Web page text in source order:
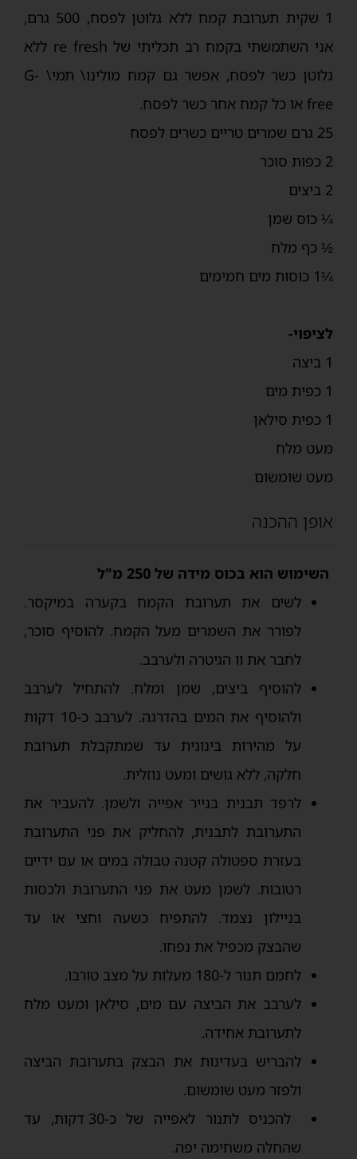
1 שקית תערובת קמח ללא גלוטן לפסח, 500 גרם,
אני השתמשתי בקמח רב תכליתי של re fresh ללא
גלוטן כשר לפסח, אפשר גם קמח מולינו\ תמי\ G-
free או כל קמח אחר כשר לפסח.
25 גרם שמרים טריים כשרים לפסח
2 כפות סוכר
2 ביצים
¼ כוס שמן
½ כף מלח
¼1 כוסות מים חמימים
לציפוי-
1 ביצה
1 כפית מים
1 כפית סילאן
מעט מלח
מעט שומשום
אופן ההכנה
השימוש הוא בכוס מידה של 250 מ"ל
לשים את תערובת הקמח בקערה במיקסר.
לפורר את השמרים מעל הקמח. להוסיף סוכר,
לחבר את וו הגיטרה ולערבב.
להוסיף ביצים, שמן ומלח. להתחיל לערבב
ולהוסיף את המים בהדרגה. לערבב כ-10 דקות
על מהירות בינונית עד שמתקבלת תערובת
חלקה, ללא גושים ומעט נוזלית.
לרפד תבנית בנייר אפייה ולשמן. להעביר את
התערובת לתבנית, להחליק את פני התערובת
בעזרת ספטולה קטנה טבולה במים או עם ידיים
רטובות. לשמן מעט את פני התערובת ולכסות
בניילון נצמד. להתפיח כשעה וחצי או עד
שהבצק מכפיל את נפחו.
לחמם תנור ל-180 מעלות על מצב טורבו.
לערבב את הביצה עם מים, סילאן ומעט מלח
לתערובת אחידה.
להבריש בעדינות את הבצק בתערובת הביצה
ולפזר מעט שומשום.
להכניס לתנור לאפייה של כ-30 דקות, עד
שהחלה משחימה יפה.